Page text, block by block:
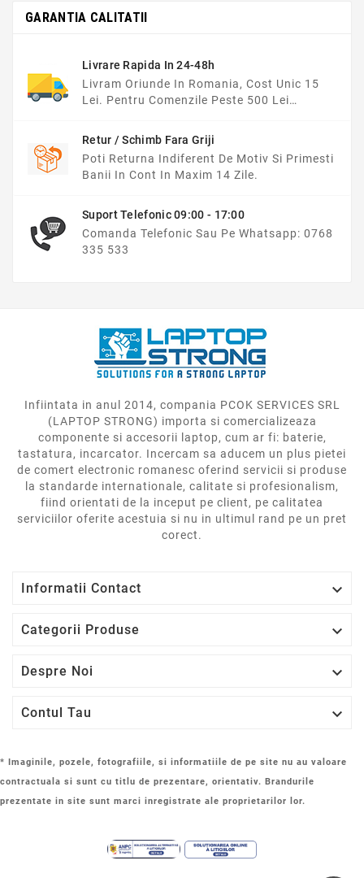
GARANTIA CALITATII
Livrare Rapida In 24-48h
Livram Oriunde In Romania, Cost Unic 15
Lei. Pentru Comenzile Peste 500 Lei
Retur / Schimb Fara Griji
Poti Returna Indiferent De Motiv Si Primesti
Banii In Cont In Maxim 14 Zile.
Suport Telefonic 09:00 - 17:00
Comanda Telefonic Sau Pe Whatsapp: 0768
335 533
Infiintata in anul 2014, compania PCOK SERVICES SRL
(LAPTOP STRONG) importa si comercializeaza
componente si accesorii laptop, cum ar fi: baterie,
tastatura, incarcator. Incercam sa aducem un plus pietei
de comert electronic romanesc oferind servicii si produse
la standarde internationale, calitate si profesionalism,
fiind orientati de la inceput pe client, pe calitatea
serviciilor oferite acestuia si nu in ultimul rand pe un pret
corect.
Informatii Contact 
Categorii Produse 
Despre Noi 
Contul Tau 
* Imaginile, pozele, fotografiile, si informatiile de pe site nu au valoare
contractuala si sunt cu titlu de prezentare, orientativ. Brandurile
prezentate in site sunt marci inregistrate ale proprietarilor lor.